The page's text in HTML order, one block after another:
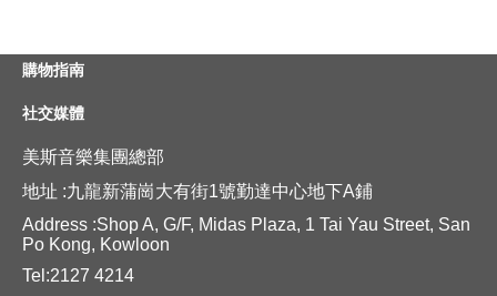
購物指南
社交媒體
美斯音樂集團總部
地址 :九龍新蒲崗大有街1號勤達中心地下A鋪
Address :Shop A, G/F, Midas Plaza, 1 Tai Yau Street, San
Po Kong, Kowloon
Tel:2127 4214